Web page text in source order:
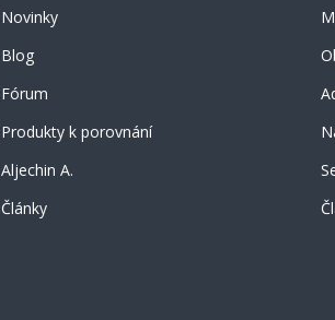
Novinky
Blog
Fórum
Produkty k porovnání
Aljechin A.
Články